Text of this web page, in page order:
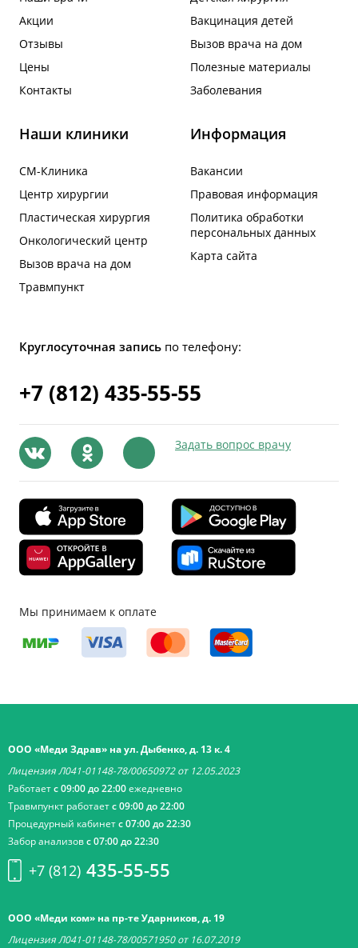
Акции
Отзывы
Цены
Контакты
Вакцинация детей
Вызов врача на дом
Полезные материалы
Заболевания
Наши клиники
СМ-Клиника
Центр хирургии
Пластическая хирургия
Онкологический центр
Вызов врача на дом
Травмпункт
Информация
Вакансии
Правовая информация
Политика обработки
персональных данных
Карта сайта
Круглосуточная запись по телефону:
+7 (812) 435-55-55
Задать вопрос врачу
Мы принимаем к оплате
ООО «Меди Здрав» на ул. Дыбенко, д. 13 к. 4
Лицензия Л041-01148-78/00650972 от 12.05.2023
Работаетс 09:00 до 22:00ежедневно
Травмпункт работаетс 09:00 до 22:00
Процедурный кабинетс 07:00 до 22:30
Забор анализовс 07:00 до 22:30
+7 (812) 435-55-55
ООО «Меди ком» на пр-те Ударников, д. 19
Лицензия Л041-01148-78/00571950 от 16.07.2019